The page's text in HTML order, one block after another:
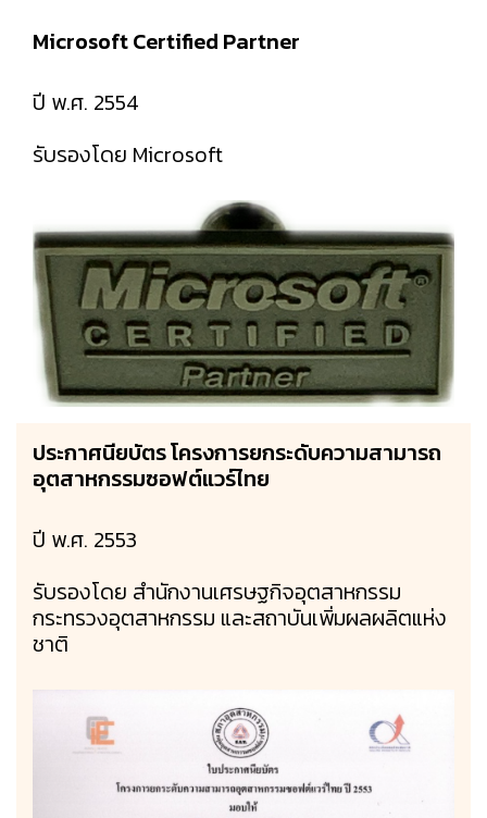
Microsoft Certified Partner
ปี พ.ศ. 2554
รับรองโดย Microsoft
ประกาศนียบัตร โครงการยกระดับความสามารถ
อุตสาหกรรมซอฟต์แวร์ไทย
ปี พ.ศ. 2553
รับรองโดย สำนักงานเศรษฐกิจอุตสาหกรรม
กระทรวงอุตสาหกรรม และสถาบันเพิ่มผลผลิตแห่ง
ชาติ